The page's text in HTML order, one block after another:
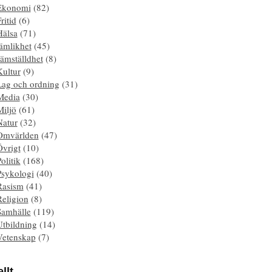
(82)
(6)
(71)
(45)
(8)
(9)
och ordning (31)
(30)
(61)
(32)
(47)
(10)
(168)
(40)
(41)
(8)
(119)
(14)
(7)